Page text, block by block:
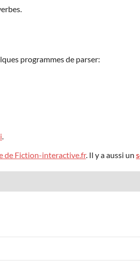
programmes de parser:
.
de Fiction-interactive.fr. Il y a aussi un